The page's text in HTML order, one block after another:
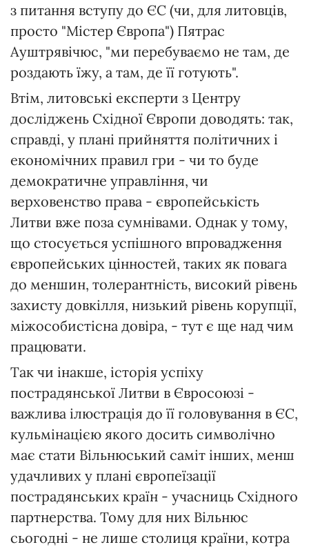
з питання вступу до ЄС (чи, для литовців,
просто "Містер Європа") Пятрас
Ауштрявічюс, "ми перебуваємо не там, де
роздають їжу, а там, де її готують".
Втім, литовські експерти з Центру
досліджень Східної Європи доводять: так,
справді, у плані прийняття політичних і
економічних правил гри - чи то буде
демократичне управління, чи
верховенство права - європейськість
Литви вже поза сумнівами. Однак у тому,
що стосується успішного впровадження
європейських цінностей, таких як повага
до меншин, толерантність, високий рівень
захисту довкілля, низький рівень корупції,
міжособистісна довіра, - тут є ще над чим
працювати.
Так чи інакше, історія успіху
пострадянської Литви в Євросоюзі -
важлива ілюстрація до її головування в ЄС,
кульмінацією якого досить символічно
має стати Вільнюський саміт інших, менш
удачливих у плані європеїзації
пострадянських країн - учасниць Східного
партнерства. Тому для них Вільнюс
сьогодні - не лише столиця країни, котра